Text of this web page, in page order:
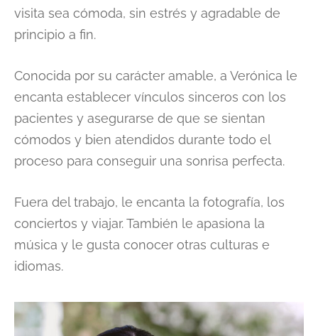
visita sea cómoda, sin estrés y agradable de
principio a fin.
Conocida por su carácter amable, a Verónica le
encanta establecer vínculos sinceros con los
pacientes y asegurarse de que se sientan
cómodos y bien atendidos durante todo el
proceso para conseguir una sonrisa perfecta.
Fuera del trabajo, le encanta la fotografía, los
conciertos y viajar. También le apasiona la
música y le gusta conocer otras culturas e
idiomas.